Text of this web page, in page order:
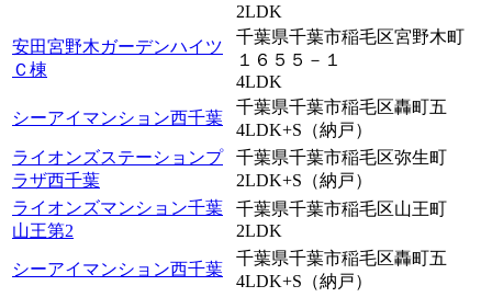
2LDK
安田宮野木ガーデンハイツ
Ｃ棟
千葉県千葉市稲毛区宮野木町
１６５５－１
4LDK
シーアイマンション西千葉
千葉県千葉市稲毛区轟町五
4LDK+S（納戸）
ライオンズステーションプ
ラザ西千葉
千葉県千葉市稲毛区弥生町
2LDK+S（納戸）
ライオンズマンション千葉
山王第2
千葉県千葉市稲毛区山王町
2LDK
シーアイマンション西千葉
千葉県千葉市稲毛区轟町五
4LDK+S（納戸）